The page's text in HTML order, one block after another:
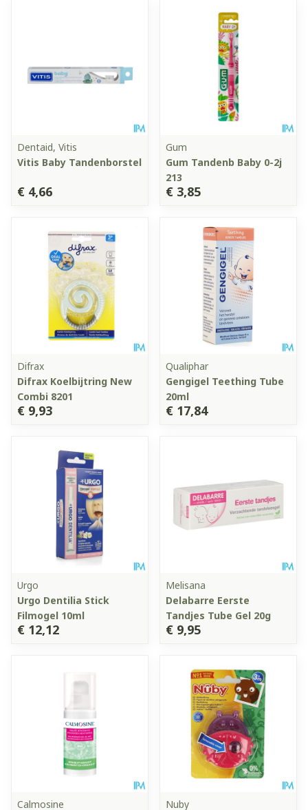
Dentaid, Vitis
Vitis Baby Tandenborstel
€ 4,66
Gum
Gum Tandenb Baby 0-2j
213
€ 3,85
Difrax
Difrax Koelbijtring New
Combi 8201
€ 9,93
Qualiphar
Gengigel Teething Tube
20ml
€ 17,84
Urgo
Urgo Dentilia Stick
Filmogel 10ml
€ 12,12
Melisana
Delabarre Eerste
Tandjes Tube Gel 20g
€ 9,95
Calmosine Nuby